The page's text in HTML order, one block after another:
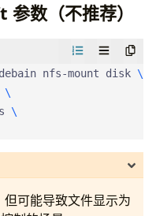
数（不推荐）
nfs-mount disk
可能导致文件显示为